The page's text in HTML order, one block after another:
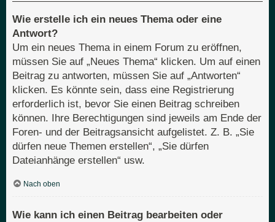
Wie erstelle ich ein neues Thema oder eine
Antwort?
Um ein neues Thema in einem Forum zu eröffnen,
müssen Sie auf „Neues Thema“ klicken. Um auf einen
Beitrag zu antworten, müssen Sie auf „Antworten“
klicken. Es könnte sein, dass eine Registrierung
erforderlich ist, bevor Sie einen Beitrag schreiben
können. Ihre Berechtigungen sind jeweils am Ende der
Foren- und der Beitragsansicht aufgelistet. Z. B. „Sie
dürfen neue Themen erstellen“, „Sie dürfen
Dateianhänge erstellen“ usw.
Nach oben
Wie kann ich einen Beitrag bearbeiten oder